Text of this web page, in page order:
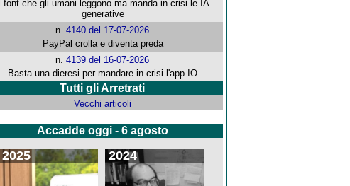
Il font che gli umani leggono ma manda in crisi le IA
generative
n.4140 del 17-07-2026
PayPal crolla e diventa preda
n.4139 del 16-07-2026
Basta una dieresi per mandare in crisi l'app IO
Tutti gli Arretrati
Vecchi articoli
Accadde oggi - 6 agosto
2025 2024